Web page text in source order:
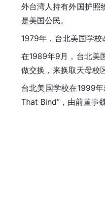
外台湾人持有外国护照
是美国公民。
1979年，台北美国学
在1989年9月，台北美
做交换，来换取天母校
台北美国学校在1999
That Bind”，由前董事